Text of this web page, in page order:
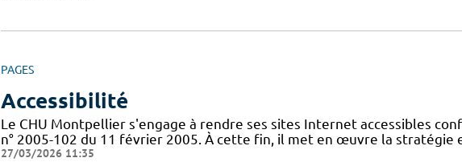
PAGES
Accessibilité
Le CHU Montpellier s'engage à rendre ses sites Internet accessibles
n° 2005-102 du 11 février 2005. À cette fin, il met en œuvre la stratégie
27/03/2026 11:35